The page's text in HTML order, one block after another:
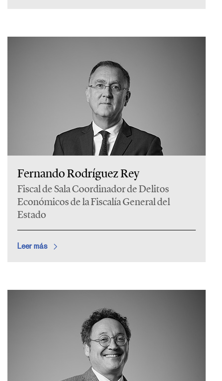
Fernando Rodríguez Rey
Fiscal de Sala Coordinador de Delitos
Económicos de la Fiscalía General del
Estado
Leer más